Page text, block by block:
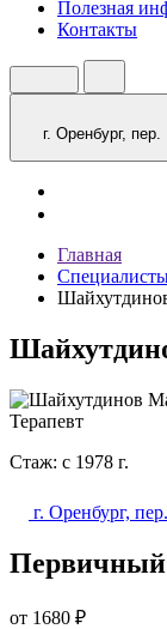
Полезная
Контакты
г. Оренбург,
Главная
Терапевт
Стаж: с 1978 г.
г. Оренбург,
от 1680 ₽